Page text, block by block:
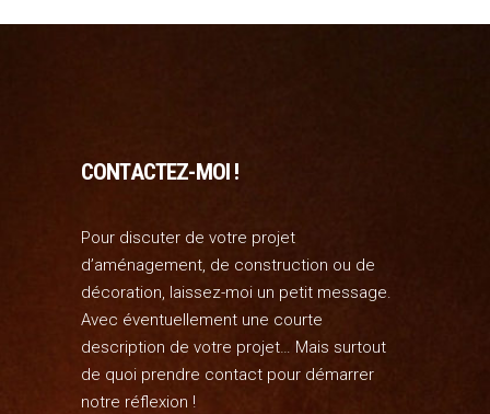
CONTACTEZ-MOI !
Pour discuter de votre projet
d’aménagement, de construction ou de
décoration, laissez-moi un petit message.
Avec éventuellement une courte
description de votre projet… Mais surtout
de quoi prendre contact pour démarrer
notre réflexion !